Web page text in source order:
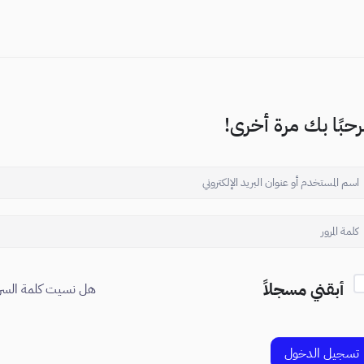
بك مرة أخرى!
أبقني مسجلاً هل نسيت كلمة
تسجيل الدخول